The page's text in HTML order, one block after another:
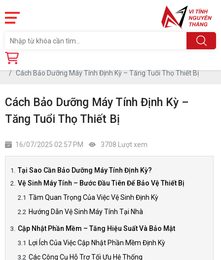
Trang chủ
Cách Bảo Dưỡng Máy Tính Định Kỳ – Tăng Tuổi Thọ Thiết Bị
Cách Bảo Dưỡng Máy Tính Định Kỳ –
Tăng Tuổi Thọ Thiết Bị
16/07/2025 02:57 PM 3708 Lượt xem
Tại Sao Cần Bảo Dưỡng Máy Tính Định Kỳ?
Vệ Sinh Máy Tính – Bước Đầu Tiên Để Bảo Vệ Thiết Bị
Tầm Quan Trọng Của Việc Vệ Sinh Định Kỳ
Hướng Dẫn Vệ Sinh Máy Tính Tại Nhà
Cập Nhật Phần Mềm – Tăng Hiệu Suất Và Bảo Mật
Lợi Ích Của Việc Cập Nhật Phần Mềm Định Kỳ
Các Công Cụ Hỗ Trợ Tối Ưu Hệ Thống